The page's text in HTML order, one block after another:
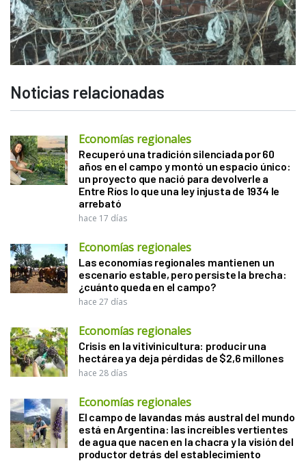
Noticias relacionadas
Economías regionales
Recuperó una tradición silenciada por 60
años en el campo y montó un espacio único:
un proyecto que nació para devolverle a
Entre Ríos lo que una ley injusta de 1934 le
arrebató
hace 17 días
Economías regionales
Las economías regionales mantienen un
escenario estable, pero persiste la brecha:
¿cuánto queda en el campo?
hace 27 días
Economías regionales
Crisis en la vitivinicultura: producir una
hectárea ya deja pérdidas de $2,6 millones
hace 28 días
Economías regionales
El campo de lavandas más austral del mundo
está en Argentina: las increíbles vertientes
de agua que nacen en la chacra y la visión del
productor detrás del establecimiento